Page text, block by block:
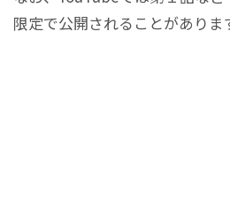
限定で公開されることがありま